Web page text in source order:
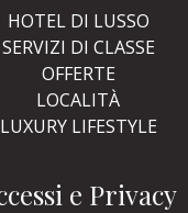
HOTEL DI LUSSO
SERVIZI DI CLASSE
OFFERTE
LOCALITÀ
LUXURY LIFESTYLE
e Privacy